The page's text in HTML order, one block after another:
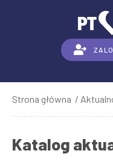
Ścieżka
nawigacyjna
Strona główna
Katalog